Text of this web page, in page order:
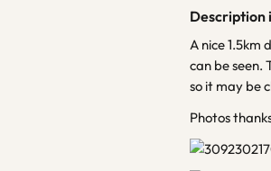
Description
A nice
can be seen.
so it may be
Photos